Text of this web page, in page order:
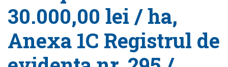
30.000,00 lei / ha,
Anexa 1C Registrul de